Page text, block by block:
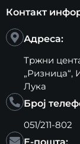
Контакт
Адреса:
Тржни
Лука
Број
051/211-802
Е-пошта: